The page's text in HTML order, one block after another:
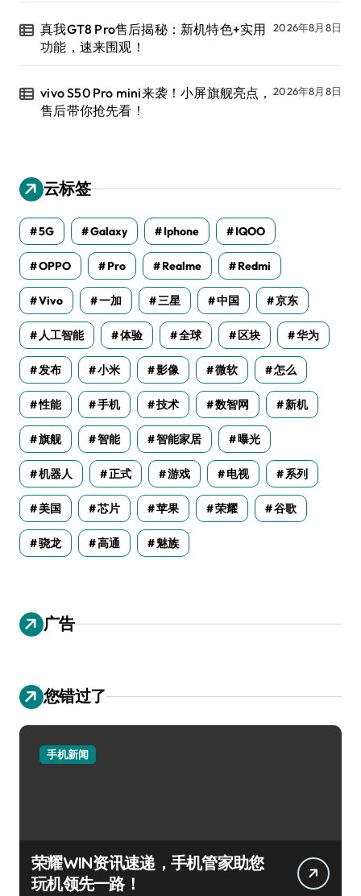
真我GT8 Pro售后揭秘：新机特色+实用
功能，速来围观！
2026年8月8日
vivo S50 Pro mini来袭！小屏旗舰亮点，
售后带你抢先看！
2026年8月8日
云标签
5G Galaxy Iphone IQOO
OPPO Pro Realme Redmi
Vivo 一加 三星 中国 京东
人工智能 体验 全球 区块 华为
发布 小米 影像 微软 怎么
性能 手机 技术 数智网 新机
旗舰 智能 智能家居 曝光
机器人 正式 游戏 电视 系列
美国 芯片 苹果 荣耀 谷歌
骁龙 高通 魅族
广告
您错过了
手机新闻
荣耀WIN资讯速递，手机管家助您
玩机领先一路！